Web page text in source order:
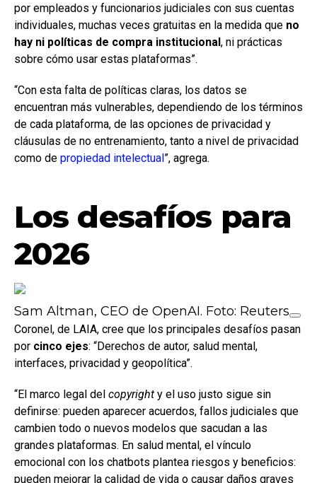
por empleados y funcionarios judiciales con sus cuentas
individuales, muchas veces gratuitas en la medida que no
hay ni políticas de compra institucional, ni prácticas
sobre cómo usar estas plataformas”.
“Con esta falta de políticas claras, los datos se
encuentran más vulnerables, dependiendo de los términos
de cada plataforma, de las opciones de privacidad y
cláusulas de no entrenamiento, tanto a nivel de privacidad
como de propiedad intelectual”, agrega.
Los desafíos para
2026
Sam Altman, CEO de OpenAI. Foto: Reuters
Coronel, de LAIA, cree que los principales desafíos pasan
por cinco ejes: “Derechos de autor, salud mental,
interfaces, privacidad y geopolítica”.
“El marco legal del copyright y el uso justo sigue sin
definirse: pueden aparecer acuerdos, fallos judiciales que
cambien todo o nuevos modelos que sacudan a las
grandes plataformas. En salud mental, el vínculo
emocional con los chatbots plantea riesgos y beneficios:
pueden mejorar la calidad de vida o causar daños graves